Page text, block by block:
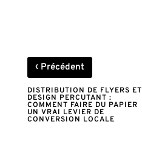
‹Précédent
DISTRIBUTION DE FLYERS ET
DESIGN PERCUTANT :
COMMENT FAIRE DU PAPIER
UN VRAI LEVIER DE
CONVERSION LOCALE